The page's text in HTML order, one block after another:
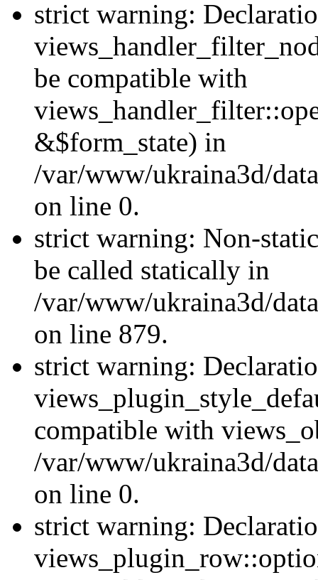
strict warning:
be compatible with
&$form_state) in
/var/www/ukraina3d/
on line 0.
strict warning: Non-
be called statically in
/var/www/ukraina3d/
on line 879.
strict warning:
compatible with
/var/www/ukraina3d/
on line 0.
strict warning: